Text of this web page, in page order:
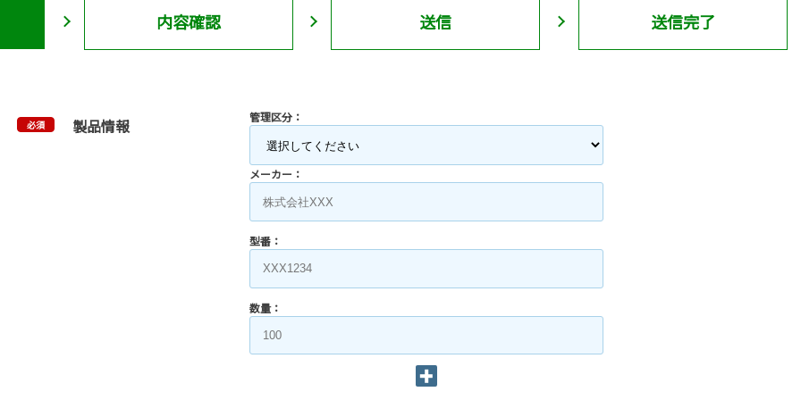
内容確認 送信 送信完了
必須 製品情報 管理区分：
メーカー：
型番：
数量：